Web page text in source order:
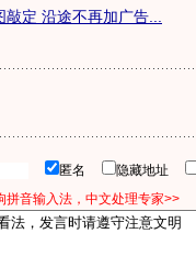
定 沿途不再加广告...
匿名 隐藏地址
拼音输入法，中文处理专家>>